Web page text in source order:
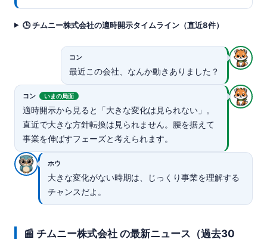
🕒 チムニー株式会社の適時開示タイムライン（直近8件）
コン
最近この会社、なんか動きありました？
コン いまの局面
適時開示から見ると「大きな変化は見られない」。
直近で大きな方針転換は見られません。腰を据えて
事業を伸ばすフェーズと考えられます。
ホウ
大きな変化がない時期は、じっくり事業を理解する
チャンスだよ。
📰 チムニー株式会社 の最新ニュース（過去30